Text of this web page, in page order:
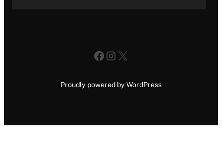
Facebook
Instagram
X
Proudly powered by WordPress